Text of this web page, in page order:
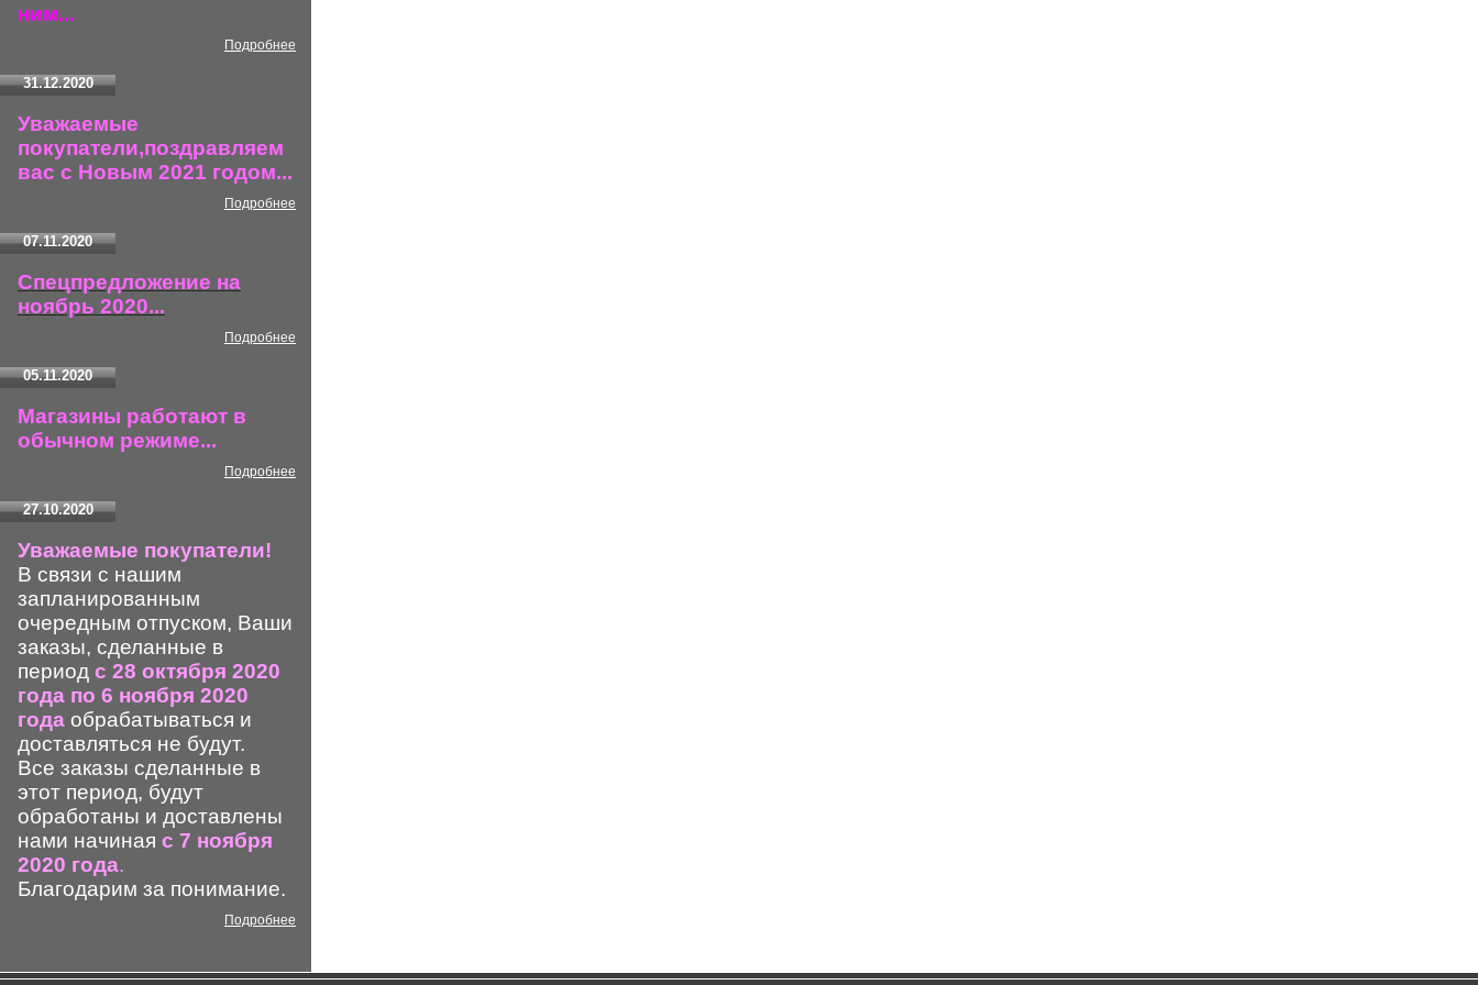
ним...
Подробнее
31.12.2020
Уважаемые
покупатели,поздравляем
вас с Новым 2021 годом...
Подробнее
07.11.2020
Спецпредложение на
ноябрь 2020...
Подробнее
05.11.2020
Магазины работают в
обычном режиме...
Подробнее
27.10.2020
Уважаемые покупатели!
В связи с нашим
запланированным
очередным отпуском, Ваши
заказы, сделанные в
период с 28 октября 2020
года по 6 ноября 2020
года обрабатываться и
доставляться не будут.
Все заказы сделанные в
этот период, будут
обработаны и доставлены
нами начиная с 7 ноября
2020 года.
Благодарим за понимание.
Подробнее